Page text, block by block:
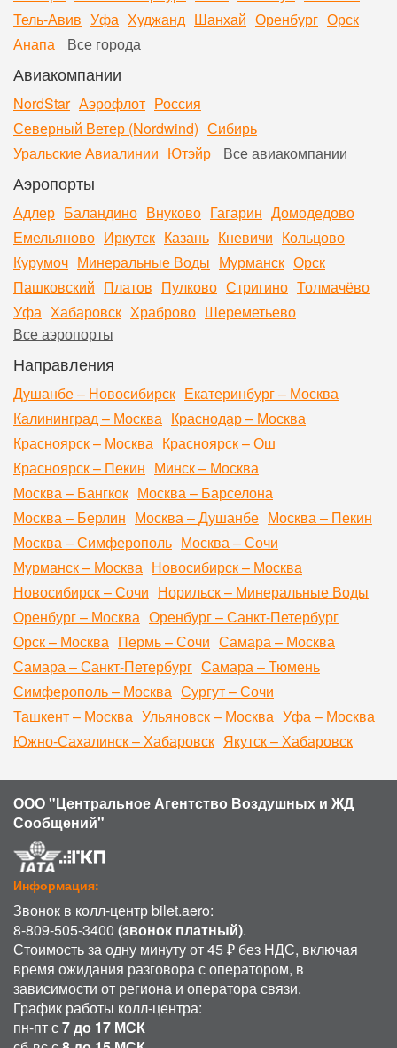
Тель-Авив Уфа Худжанд Шанхай Оренбург Орск
Анапа
Все города
Авиакомпании
NordStar Аэрофлот Россия
Северный Ветер (Nordwind) Сибирь
Уральские Авиалинии Ютэйр Все авиакомпании
Аэропорты
Адлер Баландино Внуково Гагарин Домодедово
Емельяново Иркутск Казань Кневичи Кольцово
Курумоч Минеральные Воды Мурманск Орск
Пашковский Платов Пулково Стригино Толмачёво
Уфа Хабаровск Храброво Шереметьево
Все аэропорты
Направления
Душанбе – Новосибирск Екатеринбург – Москва
Калининград – Москва Краснодар – Москва
Красноярск – Москва Красноярск – Ош
Красноярск – Пекин Минск – Москва
Москва – Бангкок Москва – Барселона
Москва – Берлин Москва – Душанбе Москва – Пекин
Москва – Симферополь Москва – Сочи
Мурманск – Москва Новосибирск – Москва
Новосибирск – Сочи Норильск – Минеральные Воды
Оренбург – Москва Оренбург – Санкт-Петербург
Орск – Москва Пермь – Сочи Самара – Москва
Самара – Санкт-Петербург Самара – Тюмень
Симферополь – Москва Сургут – Сочи
Ташкент – Москва Ульяновск – Москва Уфа – Москва
Южно-Сахалинск – Хабаровск Якутск – Хабаровск
ООО "Центральное Агентство Воздушных и ЖД
Сообщений"
Информация:
Звонок в колл-центр bilet.aero:
8-809-505-3400 (звонок платный).
Стоимость за одну минуту от 45 ₽ без НДС, включая
время ожидания разговора с оператором, в
зависимости от региона и оператора связи.
График работы колл-центра:
пн-пт с7 до 17 МСК